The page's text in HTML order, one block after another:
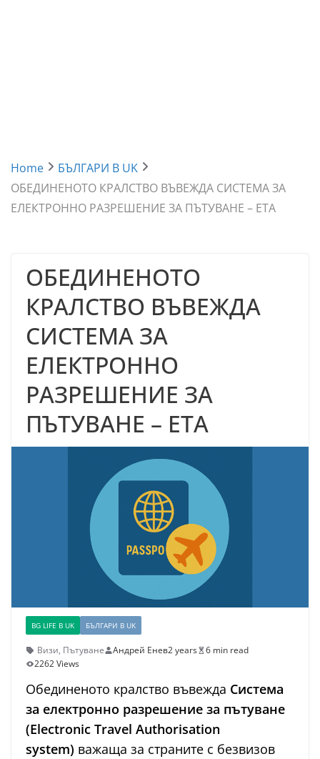
Home
БЪЛГАРИ В UK
ОБЕДИНЕНОТО КРАЛСТВО ВЪВЕЖДА СИСТЕМА ЗА
ЕЛЕКТРОННО РАЗРЕШЕНИЕ ЗА ПЪТУВАНЕ – ETA
ОБЕДИНЕНОТО
КРАЛСТВО ВЪВЕЖДА
СИСТЕМА ЗА
ЕЛЕКТРОННО
РАЗРЕШЕНИЕ ЗА
ПЪТУВАНЕ – ETA
BG LIFE В UK БЪЛГАРИ В UK
Визи, Пътуване Андрей Енев2 years
6 min read
2262 Views
Обединеното кралство въвежда Система
за електронно разрешение за пътуване
(Electronic Travel Authorisation
system) важаща за страните с безвизов